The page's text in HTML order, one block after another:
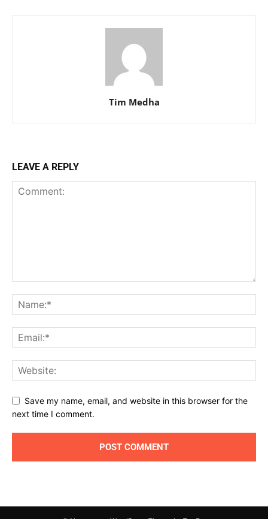
Tim Medha
LEAVE A REPLY
Save my name, email, and website in this browser for the
next time I comment.